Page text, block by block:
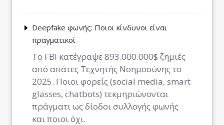
Deepfake φωνής: Ποιοι κίνδυνοι είναι
πραγματικοί
Το FBI κατέγραψε 893.000.000$ ζημιές
από απάτες Τεχνητής Νοημοσύνης το
2025. Ποιοι φορείς (social media, smart
glasses, chatbots) τεκμηριώνονται
πράγματι ως δίοδοι συλλογής φωνής
και ποιοι όχι.